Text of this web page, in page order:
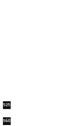
525
560